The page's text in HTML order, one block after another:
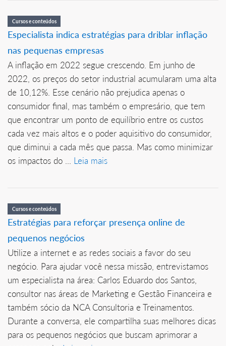
Cursos e conteúdos
Especialista indica estratégias para driblar inflação
nas pequenas empresas
A inflação em 2022 segue crescendo. Em junho de
2022, os preços do setor industrial acumularam uma alta
de 10,12%. Esse cenário não prejudica apenas o
consumidor final, mas também o empresário, que tem
que encontrar um ponto de equilíbrio entre os custos
cada vez mais altos e o poder aquisitivo do consumidor,
que diminui a cada mês que passa. Mas como minimizar
os impactos do ... Leia mais
Cursos e conteúdos
Estratégias para reforçar presença online de
pequenos negócios
Utilize a internet e as redes sociais a favor do seu
negócio. Para ajudar você nessa missão, entrevistamos
um especialista na área: Carlos Eduardo dos Santos,
consultor nas áreas de Marketing e Gestão Financeira e
também sócio da NCA Consultoria e Treinamentos.
Durante a conversa, ele compartilha suas melhores dicas
para os pequenos negócios que buscam aprimorar a